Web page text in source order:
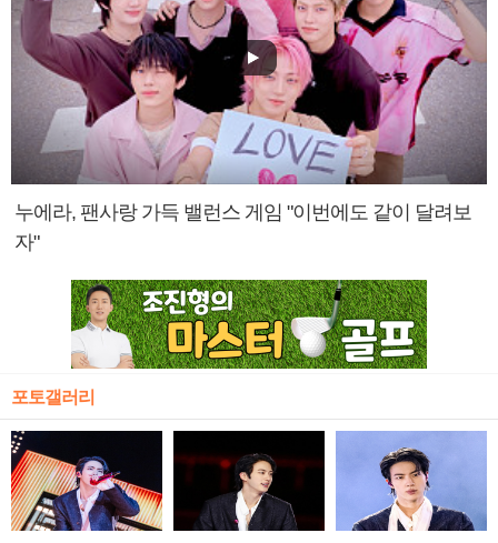
누에라, 팬사랑 가득 밸런스 게임 "이번에도 같이 달려보
자"
포토갤러리